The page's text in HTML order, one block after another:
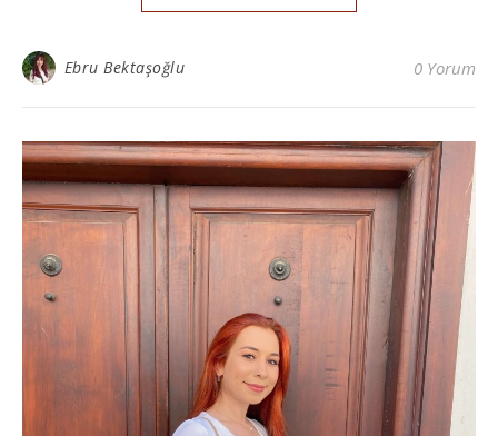
Ebru Bektaşoğlu 0 Yorum